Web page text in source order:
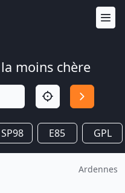
moins chère
SP98 E85 GPL
Ardennes